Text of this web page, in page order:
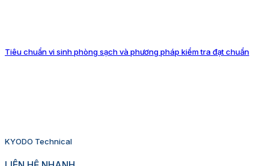
Tiêu chuẩn vi sinh phòng sạch và phương pháp kiểm tra đạt chuẩn
KYODO Technical